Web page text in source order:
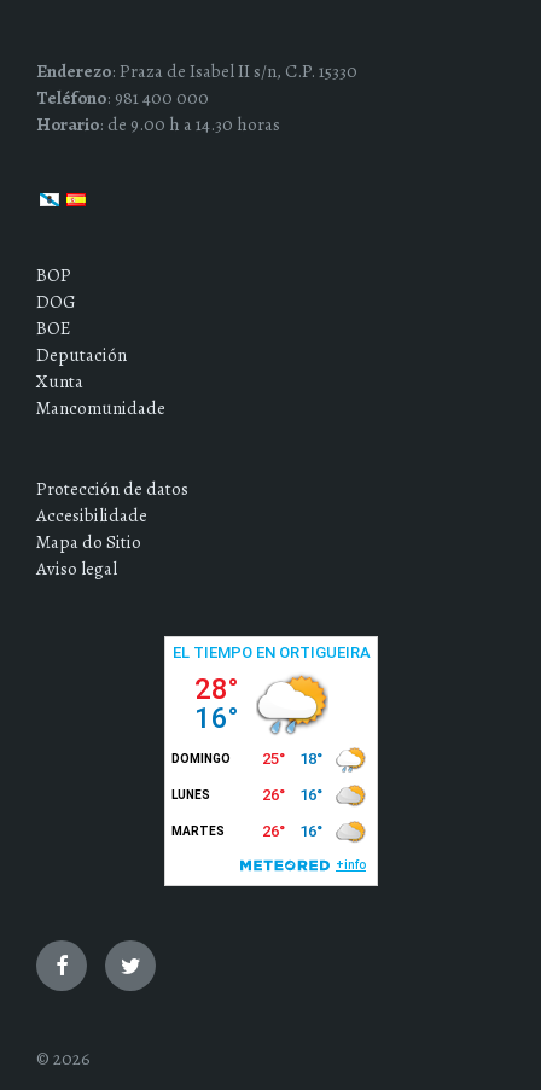
Enderezo: Praza de Isabel II s/n, C.P. 15330
Teléfono: 981 400 000
Horario: de 9.00 h a 14.30 horas
BOP
DOG
BOE
Deputación
Xunta
Mancomunidade
Protección de datos
Accesibilidade
Mapa do Sitio
Aviso legal
FacebookTwitter
© 2026